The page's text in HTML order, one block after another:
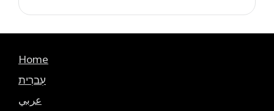
Home
עִברִית
عربي